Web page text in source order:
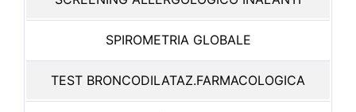
SPIROMETRIA GLOBALE
TEST BRONCODILATAZ.FARMACOLOGICA